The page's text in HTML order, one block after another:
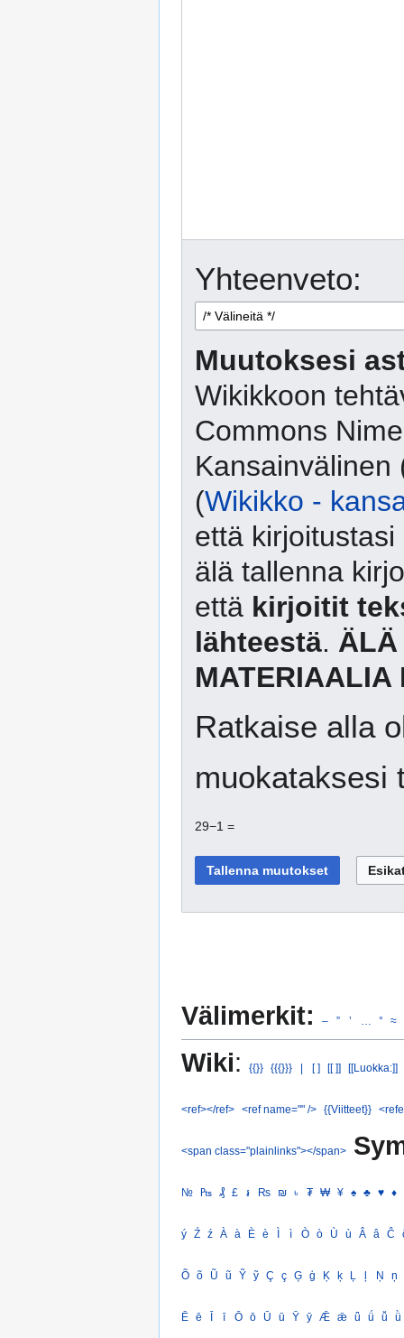
Yhteenveto:
Muutoksesi
Wikikkoon
Commons
Kansainvälinen
(Wikikko -
että
älä tallenna
että kirjoitit
lähteestä. ÄLÄ
MATERIAALIA
Ratkaise alla
muokataksesi
29−1 =
Välimerkit: – ” ’ ° ≈
Wiki: {{}} {{{}}} | [ ] [[ ]] [[Luokka:]]
<ref></ref> <ref name="" /> {{Viitteet}}
<span class="plainlinks"></span>
№ ₧ ₰ £ ៛ ₨ ₪ ৳ ₮ ₩ ¥ ♠ ♣ ♥ ♦
ý Ź ź À à È è Ì ì Ò ò Ù ù Â â Ĉ
Õ õ Ũ ũ Ỹ ỹ Ç ç Ģ ģ Ķ ķ Ļ ļ Ņ ņ
Ē ē Ī ī Ō ō Ū ū Ȳ ȳ Ǣ ǣ ǖ ǘ ǚ ǜ